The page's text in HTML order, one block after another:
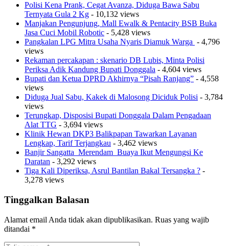
Polisi Kena Prank, Cegat Avanza, Diduga Bawa Sabu
Ternyata Gula 2 Kg - 10,132 views
Manjakan Pengunjung, Mall Ewalk & Pentacity BSB Buka
Jasa Cuci Mobil Robotic - 5,428 views
Pangkalan LPG Mitra Usaha Nyaris Diamuk Warga - 4,796
views
Rekaman percakapan : skenario DB Lubis, Minta Polisi
Periksa Adik Kandung Bupati Donggala - 4,604 views
Bupati dan Ketua DPRD Akhirnya “Pisah Ranjang” - 4,558
views
Diduga Jual Sabu, Kakek di Malosong Diciduk Polisi - 3,784
views
Terungkap, Disposisi Bupati Donggala Dalam Pengadaan
Alat TTG - 3,694 views
Klinik Hewan DKP3 Balikpapan Tawarkan Layanan
Lengkap, Tarif Terjangkau - 3,462 views
Banjir Sangatta Merendam Buaya Ikut Mengungsi Ke
Daratan - 3,292 views
Tiga Kali Diperiksa, Asrul Bantilan Bakal Tersangka ? -
3,278 views
Tinggalkan Balasan
Alamat email Anda tidak akan dipublikasikan. Ruas yang wajib
ditandai *